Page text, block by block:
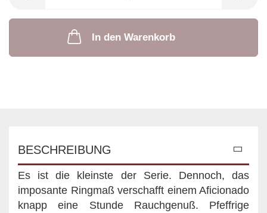
In den Warenkorb
BESCHREIBUNG
Es ist die kleinste der Serie. Dennoch, das
imposante Ringmaß verschafft einem Aficionado
knapp eine Stunde Rauchgenuß. Pfeffrige